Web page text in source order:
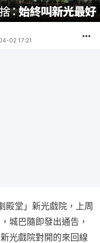
02 17:21
殿堂」新光戲院，上周
城巴隨即發出通告，
光戲院對開的來回線